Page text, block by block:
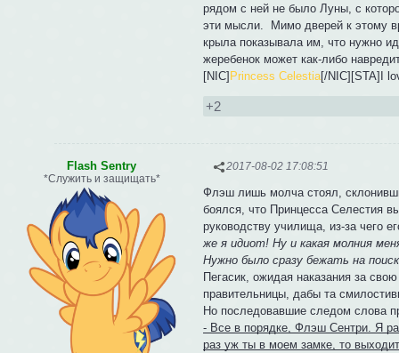
рядом с ней не было Луны, с
эти мысли. Мимо дверей к этому
крыла показывала им, что нужно
жеребенок может как-либо
[NIC] Princess Celestia[/NIC][STA]I
+2
2017-08-02 17:08:51
Flash Sentry
*Служить и защищать*
Флэш лишь молча стоял,
боялся, что Принцесса Селестия
руководству училища, из-за чего
же я идиот! Ну и какая молния
Нужно было сразу бежать на
Пегасик, ожидая наказания за
правительницы, дабы та
Но последовавшие следом слова
- Все в порядке, Флэш Сентри. Я
раз уж ты в моем замке, то